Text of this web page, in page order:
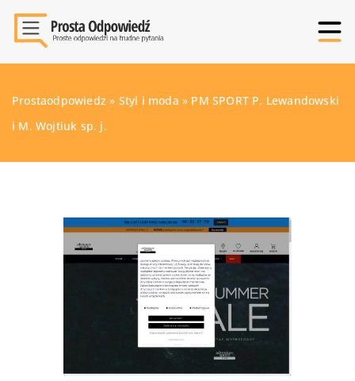
Prostaodpowiedz » Styl i moda » PM SPORT P. Lewandowski
i M. Wojtiuk sp. j.